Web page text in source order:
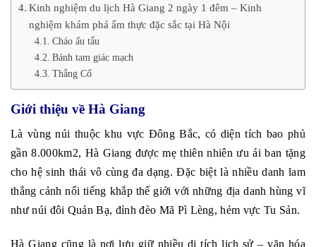
Kinh nghiệm du lịch Hà Giang 2 ngày 1 đêm – Kinh
nghiệm khám phá ẩm thực đặc sắc tại Hà Nội
Cháo ấu tẩu
Bánh tam giác mạch
Thắng Cố
Giới thiệu về Hà Giang
Là vùng núi thuộc khu vực Đông Bắc, có diện tích bao phủ
gần 8.000km2, Hà Giang được mẹ thiên nhiên ưu ái ban tặng
cho hệ sinh thái vô cùng đa dạng. Đặc biệt là nhiều danh lam
thắng cảnh nổi tiếng khắp thế giới với những địa danh hùng vĩ
như núi đôi Quản Bạ, đỉnh đèo Mã Pì Lèng, hẻm vực Tu Sản.
Hà Giang cũng là nơi lưu giữ nhiều di tích lịch sử – văn hóa